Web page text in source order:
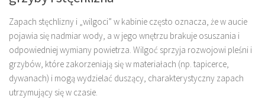
Zapach stęchlizny i „wilgoci” w kabinie często oznacza, że w aucie
pojawia się nadmiar wody, a w jego wnętrzu brakuje osuszania i
odpowiedniej wymiany powietrza. Wilgoć sprzyja rozwojowi pleśni i
grzybów, które zakorzeniają się w materiałach (np. tapicerce,
dywanach) i mogą wydzielać duszący, charakterystyczny zapach
utrzymujący się w czasie.